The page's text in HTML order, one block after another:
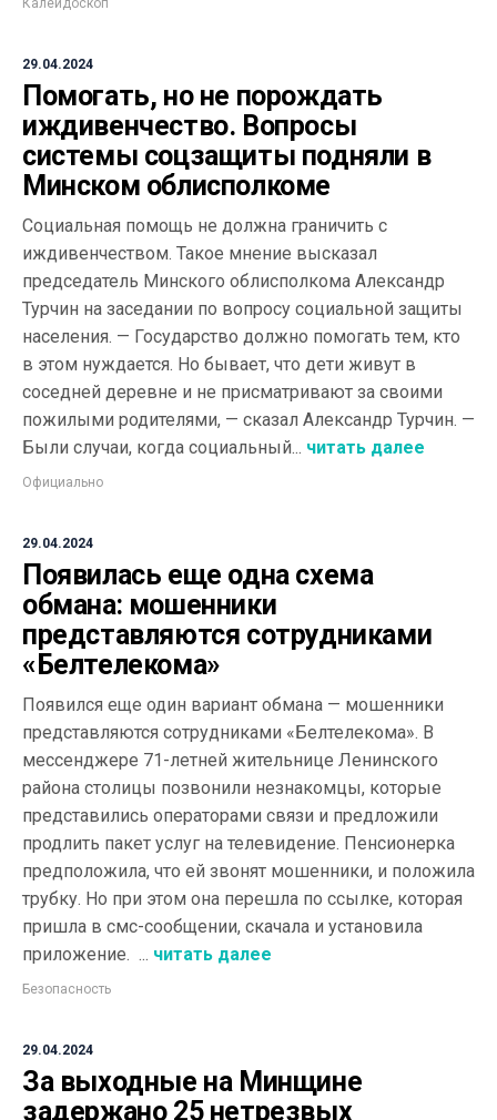
Калейдоскоп
29.04.2024
Помогать, но не порождать
иждивенчество. Вопросы
системы соцзащиты подняли в
Минском облисполкоме
Социальная помощь не должна граничить с
иждивенчеством. Такое мнение высказал
председатель Минского облисполкома Александр
Турчин на заседании по вопросу социальной защиты
населения. — Государство должно помогать тем, кто
в этом нуждается. Но бывает, что дети живут в
соседней деревне и не присматривают за своими
пожилыми родителями, — сказал Александр Турчин. —
Были случаи, когда социальный... читать далее
Официально
29.04.2024
Появилась еще одна схема
обмана: мошенники
представляются сотрудниками
«Белтелекома»
Появился еще один вариант обмана — мошенники
представляются сотрудниками «Белтелекома». В
мессенджере 71-летней жительнице Ленинского
района столицы позвонили незнакомцы, которые
представились операторами связи и предложили
продлить пакет услуг на телевидение. Пенсионерка
предположила, что ей звонят мошенники, и положила
трубку. Но при этом она перешла по ссылке, которая
пришла в смс-сообщении, скачала и установила
приложение. ... читать далее
Безопасность
29.04.2024
За выходные на Минщине
задержано 25 нетрезвых